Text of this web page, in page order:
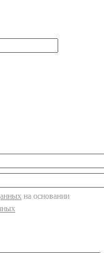
на основании